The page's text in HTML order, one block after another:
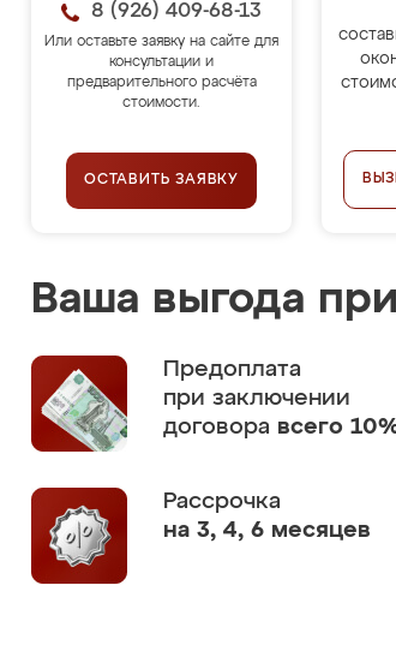
8 (926) 409-68-13
Или оставьте заявку на сайте для
консультации и
предварительного расчёта
стоимости.
ОСТАВИТЬ ЗАЯВКУ
Ваша выгода
Предоплата
при заключении
договора всего
Рассрочка
на 3, 4, 6 месяцев